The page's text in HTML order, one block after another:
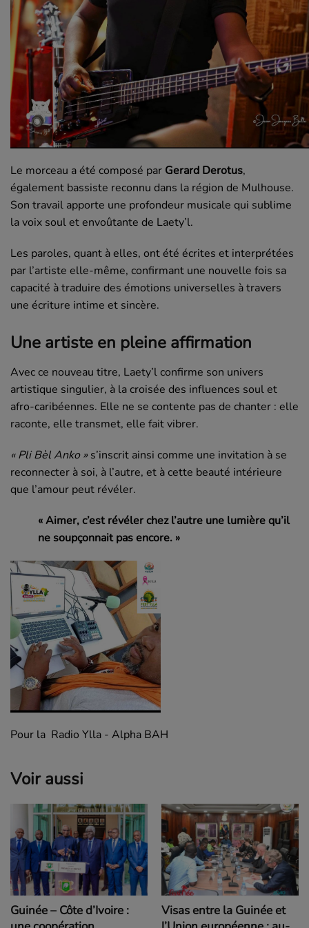
Le morceau a été composé par Gerard Derotus,
également bassiste reconnu dans la région de Mulhouse.
Son travail apporte une profondeur musicale qui sublime
la voix soul et envoûtante de Laety’l.
Les paroles, quant à elles, ont été écrites et interprétées
par l’artiste elle-même, confirmant une nouvelle fois sa
capacité à traduire des émotions universelles à travers
une écriture intime et sincère.
Une artiste en pleine affirmation
Avec ce nouveau titre, Laety’l confirme son univers
artistique singulier, à la croisée des influences soul et
afro-caribéennes. Elle ne se contente pas de chanter : elle
raconte, elle transmet, elle fait vibrer.
« Pli Bèl Anko » s’inscrit ainsi comme une invitation à se
reconnecter à soi, à l’autre, et à cette beauté intérieure
que l’amour peut révéler.
« Aimer, c’est révéler chez l’autre une lumière qu’il
ne soupçonnait pas encore. »
Pour la Radio Ylla - Alpha BAH
Voir aussi
Guinée – Côte d’Ivoire :
Visas entre la Guinée et